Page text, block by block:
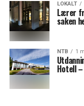
LOKALT
Lærer
saken
NTB 1
Hotell